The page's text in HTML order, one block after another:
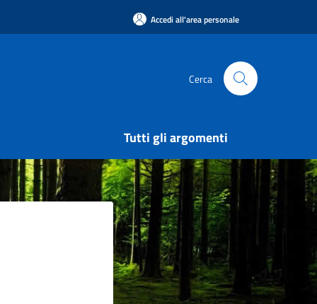
Accedi all'area personale
Cerca
Tutti gli argomenti